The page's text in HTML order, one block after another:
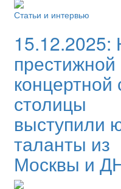
Статьи и интервью
15.12.2025:
престижной
концертной
столицы
выступили
таланты из
Москвы и